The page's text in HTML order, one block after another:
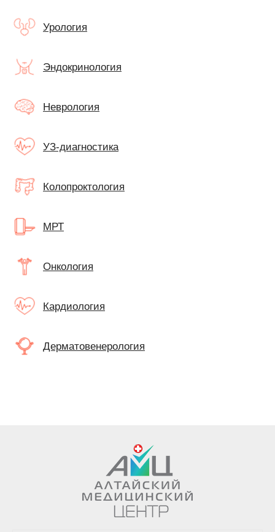
Урология
Эндокринология
Неврология
УЗ-диагностика
Колопроктология
МРТ
Онкология
Кардиология
Дерматовенерология